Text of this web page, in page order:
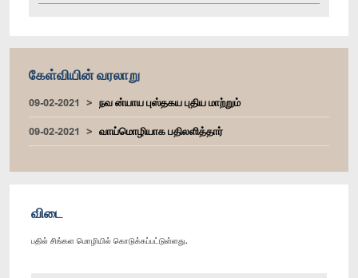
கேள்வியின் வரலாறு
09-02-2021
நவ ன்யாய புஸ்தகய புதிய மாற்றும்
09-02-2021
வாய்மொழியாக பதிலளித்தார்
விடை
பதில் சிங்கள மொழியில் கொடுக்கப்பட்டுள்ளது.